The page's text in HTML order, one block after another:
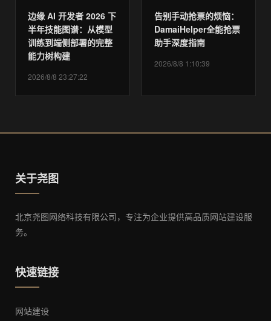
边缘 AI 开发者 2026 下
半年技能图谱：从模型
训练到端侧部署的完整
能力树构建
2026/8/8 23:27:22
告别手动抢票的烦恼：
DamaiHelper全能抢票
助手深度指南
2026/8/8 1:10:39
关于尧图
北京尧图网络科技有限公司，专注为企业提供高品质网站建设服
务。
快速链接
网站建设